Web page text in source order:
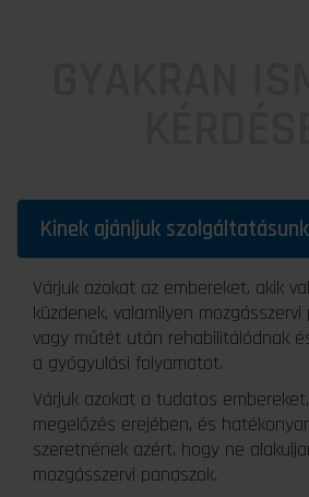
Kinek ajánljuk
Várjuk azokat az embereket, akik
küzdenek, valamilyen
vagy műtét után rehabilitálódnak
a gyógyulási folyamatot.
Várjuk azokat a tudatos
megelőzés erejében, és
szeretnének azért, hogy ne
mozgásszervi panaszok.